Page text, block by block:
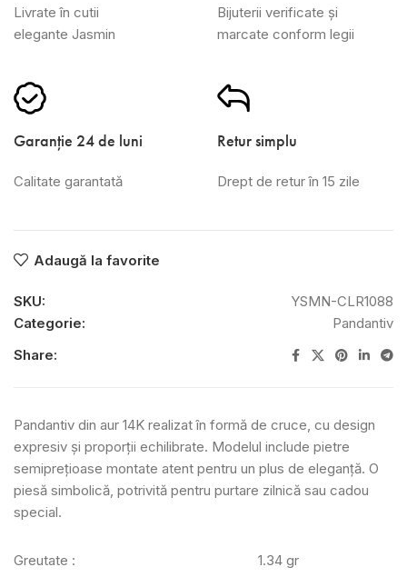
Livrate în cutii
elegante Jasmin
Bijuterii verificate și
marcate conform legii
Garanție 24 de luni
Calitate garantată
Retur simplu
Drept de retur în 15 zile
Adaugă la favorite
SKU:
YSMN-CLR1088
Categorie:
Pandantiv
Share:
Pandantiv din aur 14K realizat în formă de cruce, cu design
expresiv și proporții echilibrate. Modelul include pietre
semiprețioase montate atent pentru un plus de eleganță. O
piesă simbolică, potrivită pentru purtare zilnică sau cadou
special.
Greutate : 1.34 gr